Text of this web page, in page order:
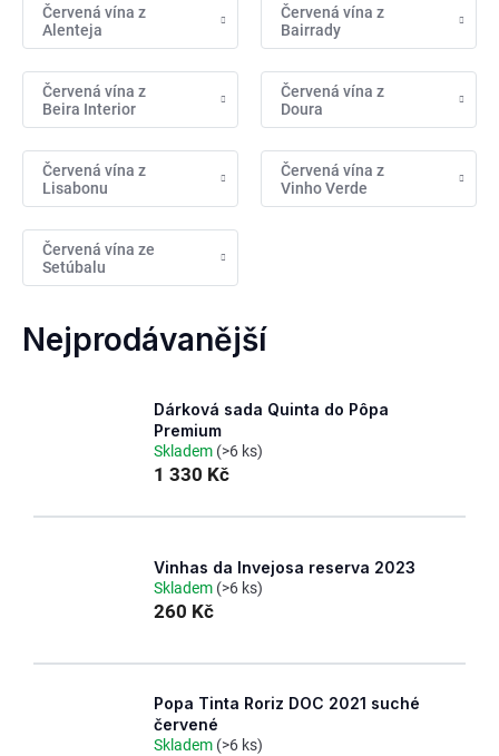
Červená vína z
Alenteja
Červená vína z
Bairrady
Červená vína z
Beira Interior
Červená vína z
Doura
Červená vína z
Lisabonu
Červená vína z
Vinho Verde
Červená vína ze
Setúbalu
Nejprodávanější
Dárková sada Quinta do Pôpa
Premium
Skladem (>6 ks)
1 330 Kč
Vinhas da Invejosa reserva 2023
Skladem (>6 ks)
260 Kč
Popa Tinta Roriz DOC 2021 suché
červené
Skladem (>6 ks)